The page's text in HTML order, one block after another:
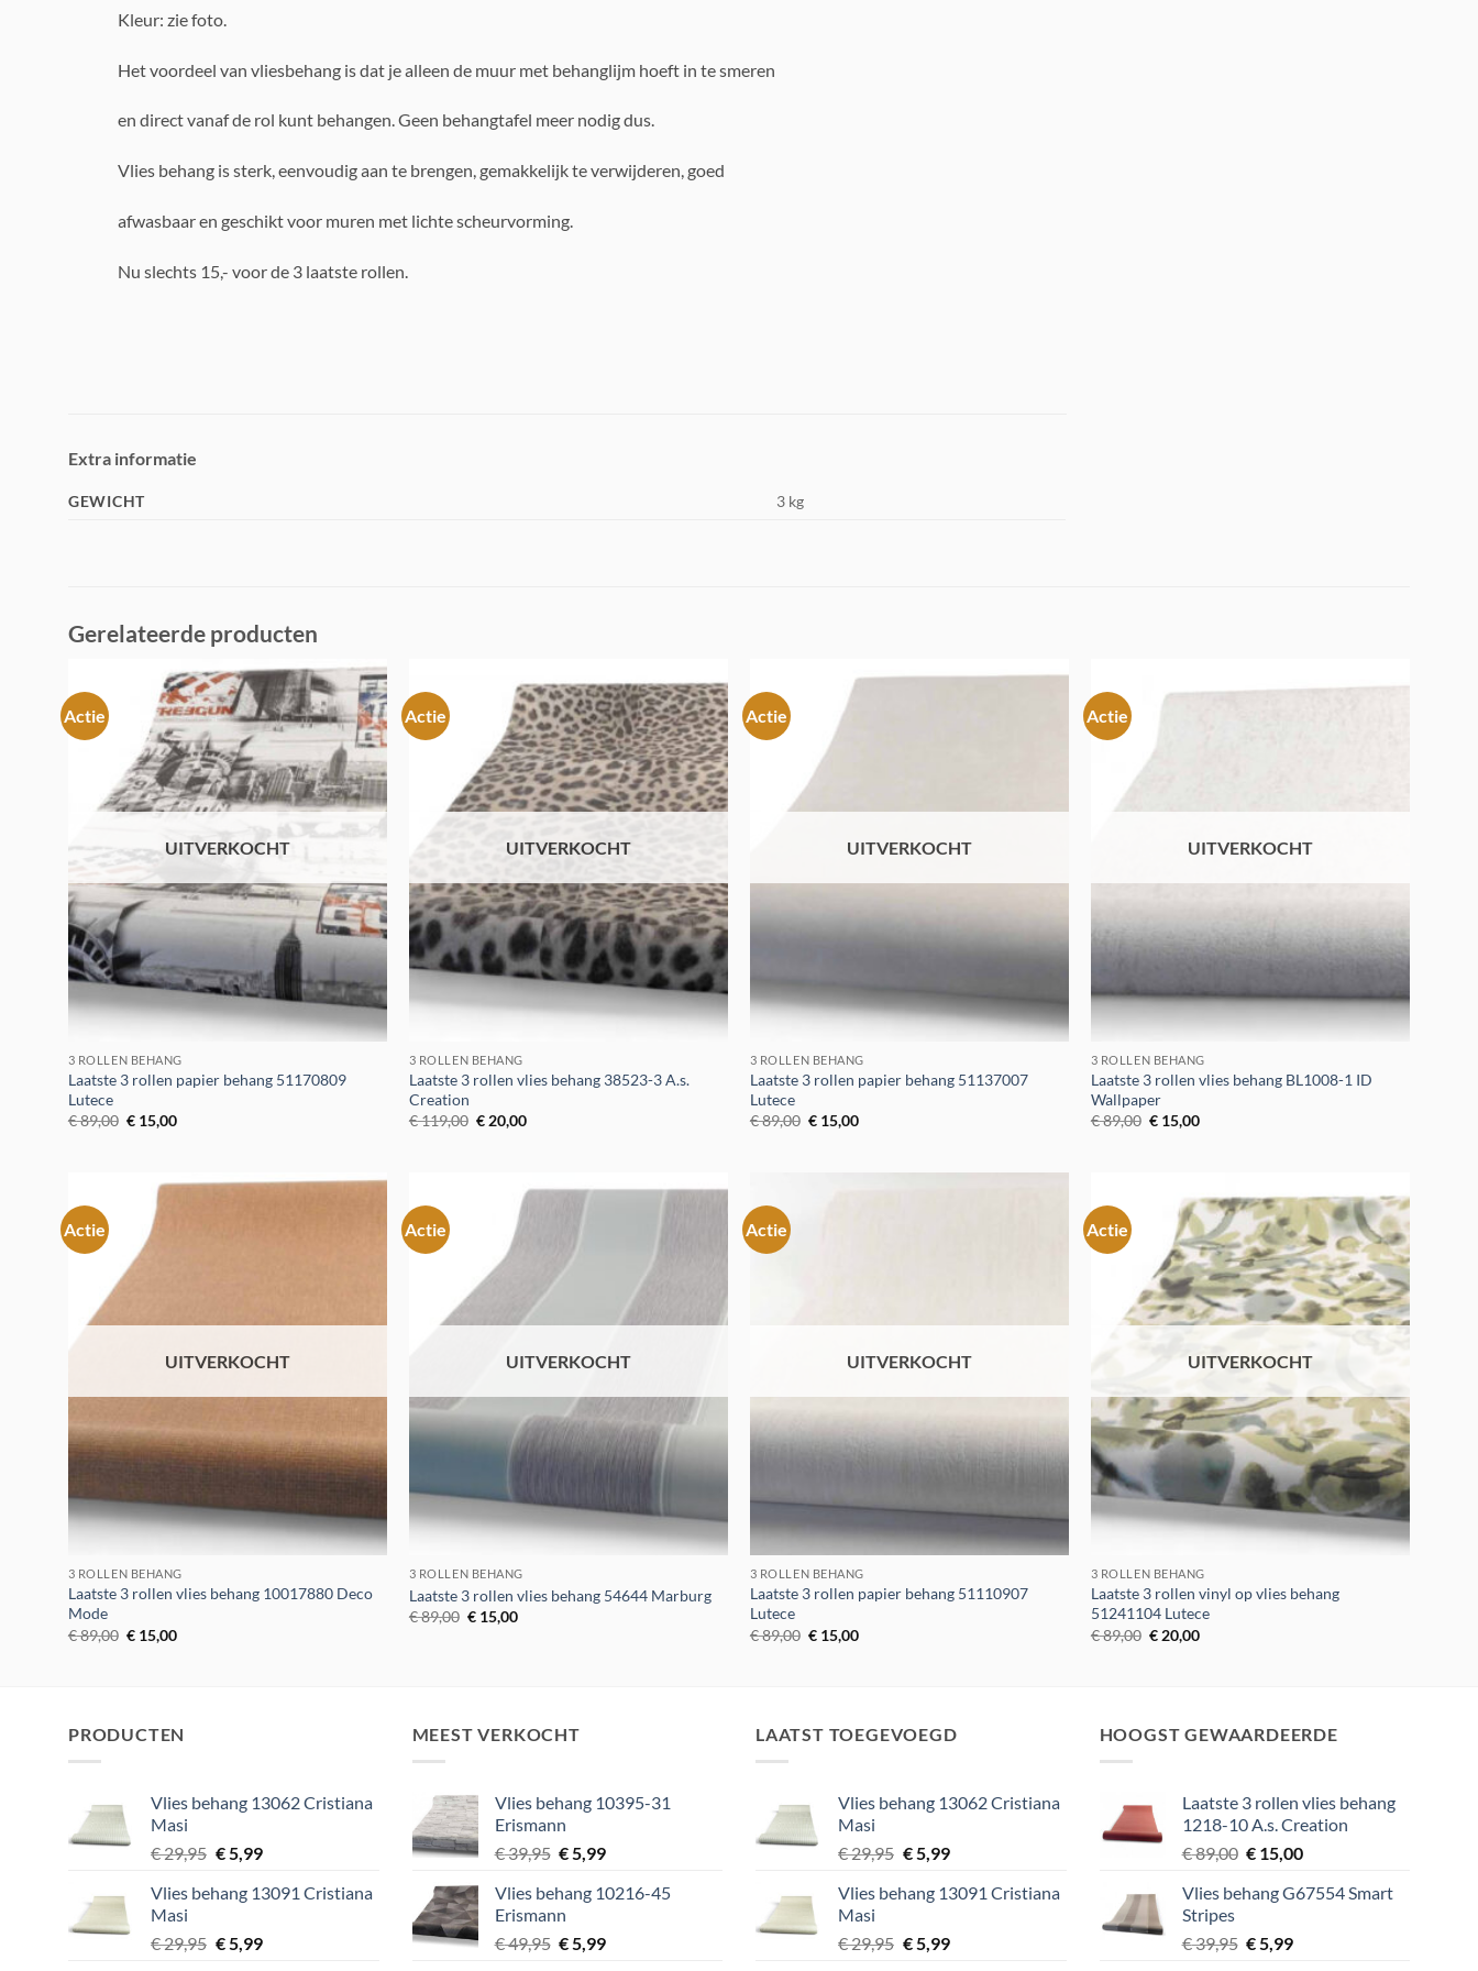
Kleur: zie foto.
Het voordeel van vliesbehang is dat je alleen de muur met behanglijm hoeft in te smeren
en direct vanaf de rol kunt behangen. Geen behangtafel meer nodig dus.
Vlies behang is sterk, eenvoudig aan te brengen, gemakkelijk te verwijderen, goed
afwasbaar en geschikt voor muren met lichte scheurvorming.
Nu slechts 15,- voor de 3 laatste rollen.
Extra informatie
GEWICHT 3 kg
Gerelateerde producten
Actie
Toevoegen
aan
verlanglijst
UITVERKOCHT
3 ROLLEN BEHANG
Laatste 3 rollen papier behang 51170809
Lutece
€89,00 Oorspronkelijke
prijs
€ 15,00Huidige
Actie
Toevoegen
aan
verlanglijst
UITVERKOCHT
3 ROLLEN BEHANG
Laatste 3 rollen vlies behang 38523-3 A.s.
Creation
€119,00 Oorspronkelijke
prijs
€ 20,00Huidige
Actie
UITVERKOCHT
3 ROLLEN BEHANG
Laatste 3 rollen papier behang 51137007
Lutece
€89,00 Oorspronkelijke
prijs
€ 15,00Huidige
Actie
UITVERKOCHT
3 ROLLEN BEHANG
Laatste 3 rollen vlies behang BL1008-1 ID
Wallpaper
€89,00 Oorspronkelijke
prijs
€ 15,00Huidige
Actie
UITVERKOCHT
3 ROLLEN BEHANG
Laatste 3 rollen vlies behang 10017880 Deco
Mode
€89,00 Oorspronkelijke
prijs
€ 15,00Huidige
Actie
UITVERKOCHT
3 ROLLEN BEHANG
Laatste 3 rollen vlies behang 54644 Marburg
€89,00 Oorspronkelijke
prijs
€ 15,00Huidige
Actie
UITVERKOCHT
3 ROLLEN BEHANG
Laatste 3 rollen papier behang 51110907
Lutece
€89,00 Oorspronkelijke
prijs
€ 15,00Huidige
Actie
Toevoegen
aan
verlanglijst
UITVERKOCHT
3 ROLLEN BEHANG
Laatste 3 rollen vinyl op vlies behang
51241104 Lutece
€89,00 Oorspronkelijke
prijs
€ 20,00Huidige
PRODUCTEN
Vlies behang 13062 Cristiana
Masi
€29,95 Oorspronkelijke
was:
€5,99Huidige
is:
Vlies behang 13091 Cristiana
Masi
€29,95 Oorspronkelijke
€5,99Huidige
MEEST VERKOCHT
Vlies behang 10395-31
Erismann
€39,95 Oorspronkelijke
was:
€ 39,95.
€5,99Huidige
is:
Vlies behang 10216-45
Erismann
€49,95 Oorspronkelijke
€5,99Huidige
LAATST TOEGEVOEGD
Vlies behang 13062 Cristiana
Masi
€29,95 Oorspronkelijke
was:
€5,99Huidige
is:
Vlies behang 13091 Cristiana
Masi
€29,95 Oorspronkelijke
€5,99Huidige
HOOGST GEWAARDEERDE
Laatste 3 rollen vlies behang
1218-10 A.s. Creation
€89,00 Oorspronkelijke
was:
€ 15,00Huidige
is:
Vlies behang G67554 Smart
Stripes
€39,95 Oorspronkelijke
€5,99Huidige